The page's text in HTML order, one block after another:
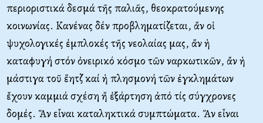
περιοριστικά δεσμά τῆς παλιᾶς, θεοκρατούμενης
κοινωνίας. Κανένας δέν προβληματίζεται, ἄν οἱ
ψυχολογικές ἐμπλοκές τῆς νεολαίας μας, ἄν ἡ
καταφυγή στόν ὀνειρικό κόσμο τῶν ναρκωτικῶν, ἄν ἡ
μάστιγα τοῦ ἔητζ καί ἡ πλησμονή τῶν ἐγκλημάτων
ἔχουν καμμιά σχέση ἤ ἐξάρτηση ἀπό τίς σύγχρονες
δομές. Ἄν εἶναι καταληκτικά συμπτώματα. Ἄν εἶναι